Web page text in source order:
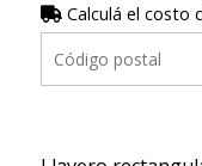
Calculá el costo